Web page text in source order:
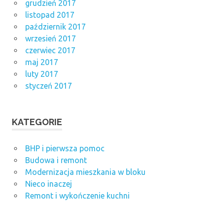
grudzień 2017
listopad 2017
październik 2017
wrzesień 2017
czerwiec 2017
maj 2017
luty 2017
styczeń 2017
KATEGORIE
BHP i pierwsza pomoc
Budowa i remont
Modernizacja mieszkania w bloku
Nieco inaczej
Remont i wykończenie kuchni